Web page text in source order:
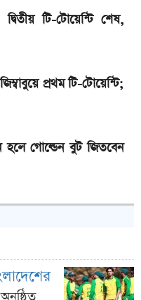
টি-টোয়েন্টি শেষ,
প্রথম টি-টোয়েন্টি;
গোল্ডেন বুট জিতবেন